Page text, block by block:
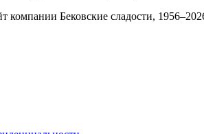
Бековские сладости,